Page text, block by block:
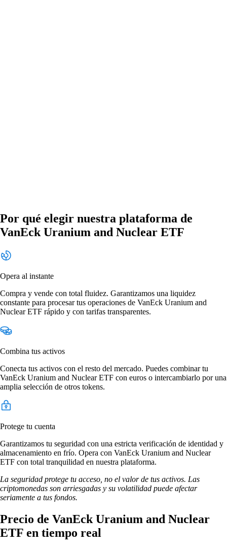
Por qué elegir nuestra plataforma de
VanEck Uranium and Nuclear ETF
Opera al instante
Compra y vende con total fluidez. Garantizamos una liquidez
constante para procesar tus operaciones de VanEck Uranium and
Nuclear ETF rápido y con tarifas transparentes.
Combina tus activos
Conecta tus activos con el resto del mercado. Puedes combinar tu
VanEck Uranium and Nuclear ETF con euros o intercambiarlo por una
amplia selección de otros tokens.
Protege tu cuenta
Garantizamos tu seguridad con una estricta verificación de identidad y
almacenamiento en frío. Opera con VanEck Uranium and Nuclear
ETF con total tranquilidad en nuestra plataforma.
La seguridad protege tu acceso, no el valor de tus activos. Las
criptomonedas son arriesgadas y su volatilidad puede afectar
seriamente a tus fondos.
Precio de VanEck Uranium and Nuclear
ETF en tiempo real